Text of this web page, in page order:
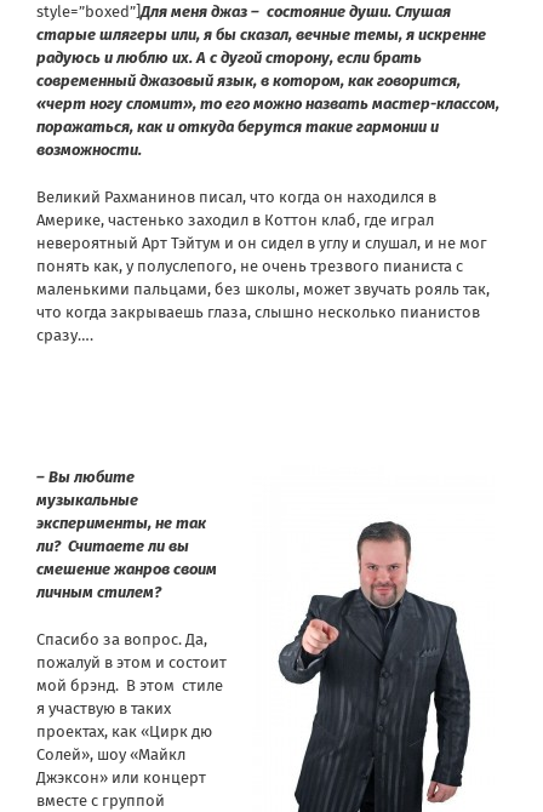
style=”boxed”] Для меня джаз – состояние души. Слушая
старые шлягеры или, я бы сказал, вечные темы, я искренне
радуюсь и люблю их. А с дугой сторону, если брать
современный джазовый язык, в котором, как говорится,
«черт ногу сломит», то его можно назвать мастер-классом,
поражаться, как и откуда берутся такие гармонии и
возможности.
Великий Рахманинов писал, что когда он находился в
Америке, частенько заходил в Коттон клаб, где играл
невероятный Арт Тэйтум и он сидел в углу и слушал, и не мог
понять как, у полуслепого, не очень трезвого пианиста с
маленькими пальцами, без школы, может звучать рояль так,
что когда закрываешь глаза, слышно несколько пианистов
сразу….
– Вы любите
музыкальные
эксперименты, не так
ли? Считаете ли вы
смешение жанров своим
личным стилем?
Спасибо за вопрос. Да,
пожалуй в этом и состоит
мой брэнд. В этом стиле
я участвую в таких
проектах, как «Цирк дю
Солей», шоу «Майкл
Джэксон» или концерт
вместе с группой